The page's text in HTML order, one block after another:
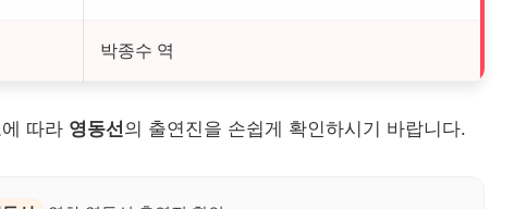
박종수 역
따라 영동선 의 출연진을 손쉽게 확인하시기 바랍니다.